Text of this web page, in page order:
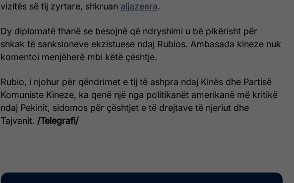
vizitës së tij zyrtare, shkruan aljazeera.
Dy diplomatë thanë se besojnë që ndryshimi u bë pikërisht për
shkak të sanksioneve ekzistuese ndaj Rubios. Ambasada kineze nuk
komentoi menjëherë mbi këtë çështje.
Rubio, i njohur për qëndrimet e tij të ashpra ndaj Kinës dhe Partisë
Komuniste Kineze, ka qenë një nga politikanët amerikanë më kritikë
ndaj Pekinit, sidomos për çështjet e të drejtave të njeriut dhe
Tajvanit. /Telegrafi/